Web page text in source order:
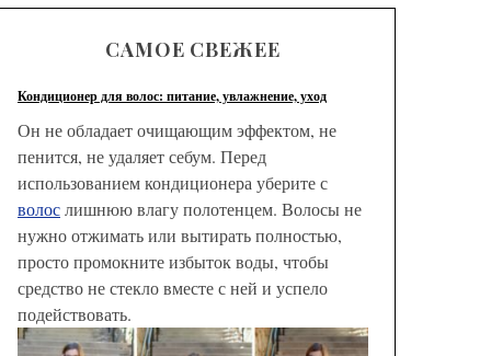
САМОЕ СВЕЖЕЕ
Кондиционер для волос: питание, увлажнение, уход
Он не обладает очищающим эффектом, не
пенится, не удаляет себум. Перед
использованием кондиционера уберите с
волослишнюю влагу полотенцем. Волосы не
нужно отжимать или вытирать полностью,
просто промокните избыток воды, чтобы
средство не стекло вместе с ней и успело
подействовать.